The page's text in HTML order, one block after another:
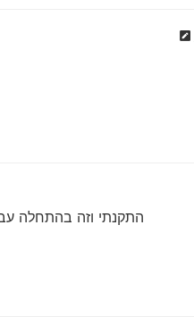
התקנתי וזה בהתחלה